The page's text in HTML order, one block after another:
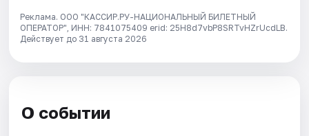
Реклама. ООО "КАССИР.РУ-НАЦИОНАЛЬНЫЙ БИЛЕТНЫЙ
ОПЕРАТОР", ИНН: 7841075409 erid: 25H8d7vbP8SRTvHZrUcdLB.
Действует до 31 августа 2026
О событии